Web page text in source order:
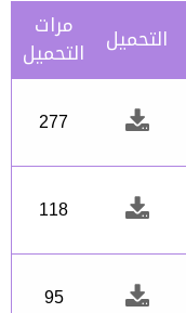
التحميل مرات
التحميل
277
118
95